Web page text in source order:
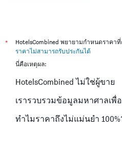
*
HotelsCombined พยายามกำหนดราคา
ราคาไม่สามารถรับประกันได้
นี่คือเหตุผล:
HotelsCombined ไม่ใช่ผู้ขาย
เรารวบรวมข้อมูลมหาศาลเ
ทำไมราคาถึงไม่แม่นยำ